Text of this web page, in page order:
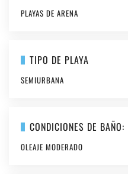
PLAYAS DE ARENA
TIPO DE PLAYA
SEMIURBANA
CONDICIONES DE BAÑO:
OLEAJE MODERADO